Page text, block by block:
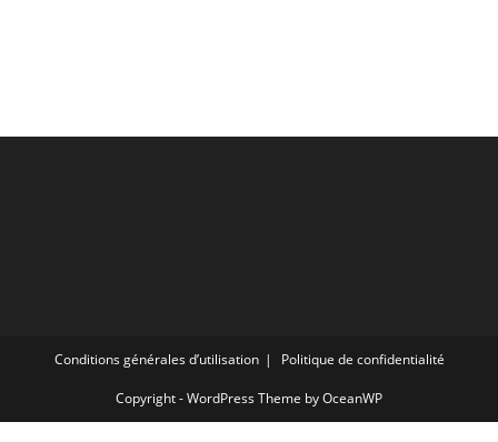
Conditions générales d’utilisation Politique de confidentialité
Copyright - WordPress Theme by OceanWP